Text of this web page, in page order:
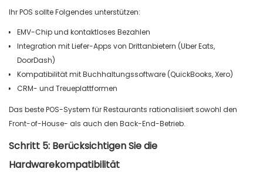
Ihr POS sollte Folgendes unterstützen:
EMV-Chip und kontaktloses Bezahlen
Integration mit Liefer-Apps von Drittanbietern (Uber Eats,
DoorDash)
Kompatibilität mit Buchhaltungssoftware (QuickBooks, Xero)
CRM- und Treueplattformen
Das beste POS-System für Restaurants rationalisiert sowohl den
Front-of-House- als auch den Back-End-Betrieb.
Schritt 5: Berücksichtigen Sie die
Hardwarekompatibilität